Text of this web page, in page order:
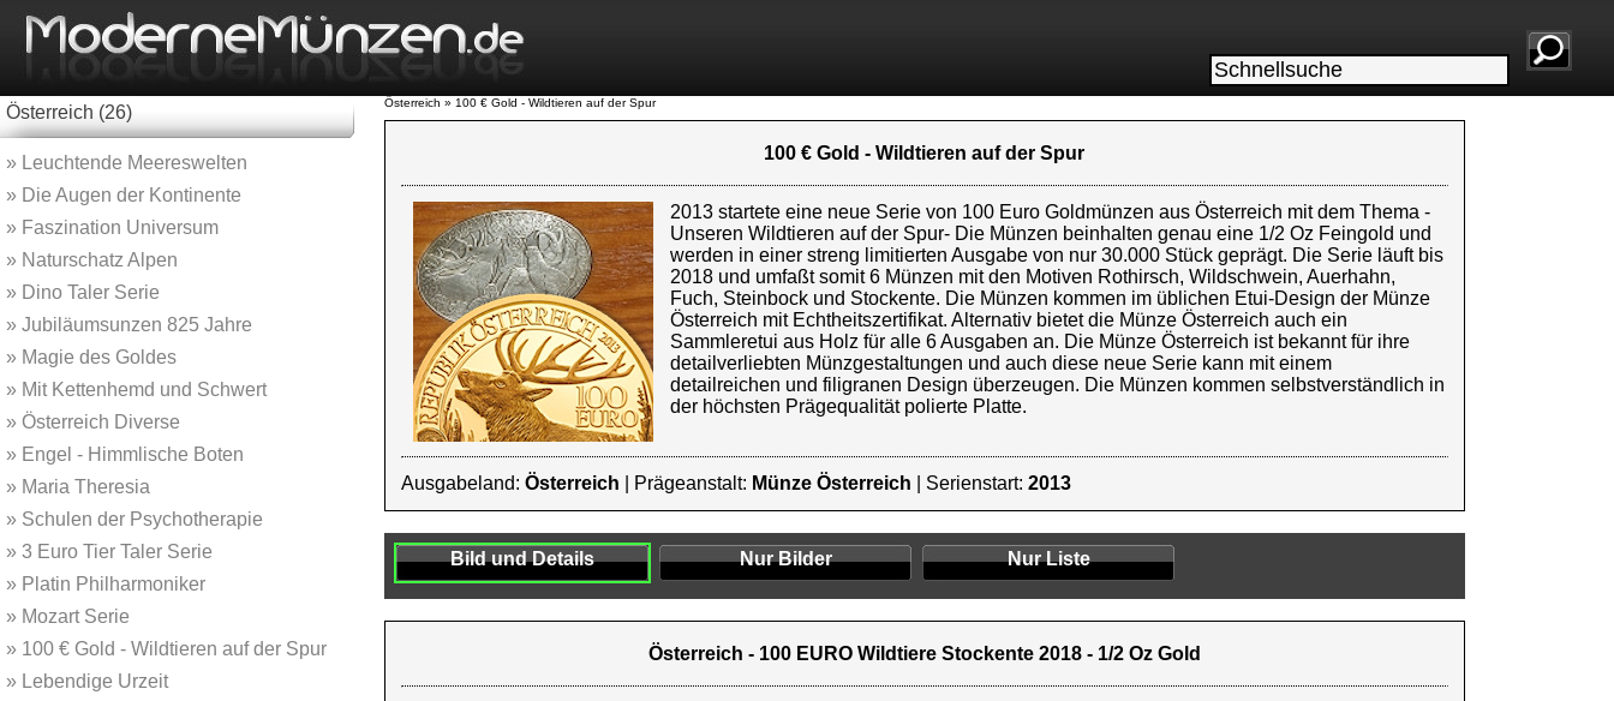
Österreich (26)
» Leuchtende Meereswelten
» Die Augen der Kontinente
» Faszination Universum
» Naturschatz Alpen
» Dino Taler Serie
» Jubiläumsunzen 825 Jahre
» Magie des Goldes
» Mit Kettenhemd und Schwert
» Österreich Diverse
» Engel - Himmlische Boten
» Maria Theresia
» Schulen der Psychotherapie
» 3 Euro Tier Taler Serie
» Platin Philharmoniker
» Mozart Serie
» 100 € Gold - Wildtieren auf der Spur
» Lebendige Urzeit
Österreich » 100 € Gold - Wildtieren auf der Spur
100 € Gold - Wildtieren auf der Spur
2013 startete eine neue Serie von 100 Euro Goldmünzen aus Österreich mit dem Thema -
Unseren Wildtieren auf der Spur- Die Münzen beinhalten genau eine 1/2 Oz Feingold und
werden in einer streng limitierten Ausgabe von nur 30.000 Stück geprägt. Die Serie läuft bis
2018 und umfaßt somit 6 Münzen mit den Motiven Rothirsch, Wildschwein, Auerhahn,
Fuch, Steinbock und Stockente. Die Münzen kommen im üblichen Etui-Design der Münze
Österreich mit Echtheitszertifikat. Alternativ bietet die Münze Österreich auch ein
Sammleretui aus Holz für alle 6 Ausgaben an. Die Münze Österreich ist bekannt für ihre
detailverliebten Münzgestaltungen und auch diese neue Serie kann mit einem
detailreichen und filigranen Design überzeugen. Die Münzen kommen selbstverständlich in
der höchsten Prägequalität polierte Platte.
Ausgabeland: Österreich | Prägeanstalt: Münze Österreich | Serienstart: 2013
Bild und Details Nur Bilder Nur Liste
Österreich - 100 EURO Wildtiere Stockente 2018 - 1/2 Oz Gold